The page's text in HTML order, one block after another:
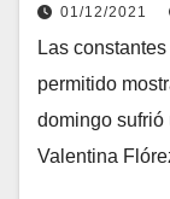
01/12/2021
Las
permitido
domingo sufrió
Valentina